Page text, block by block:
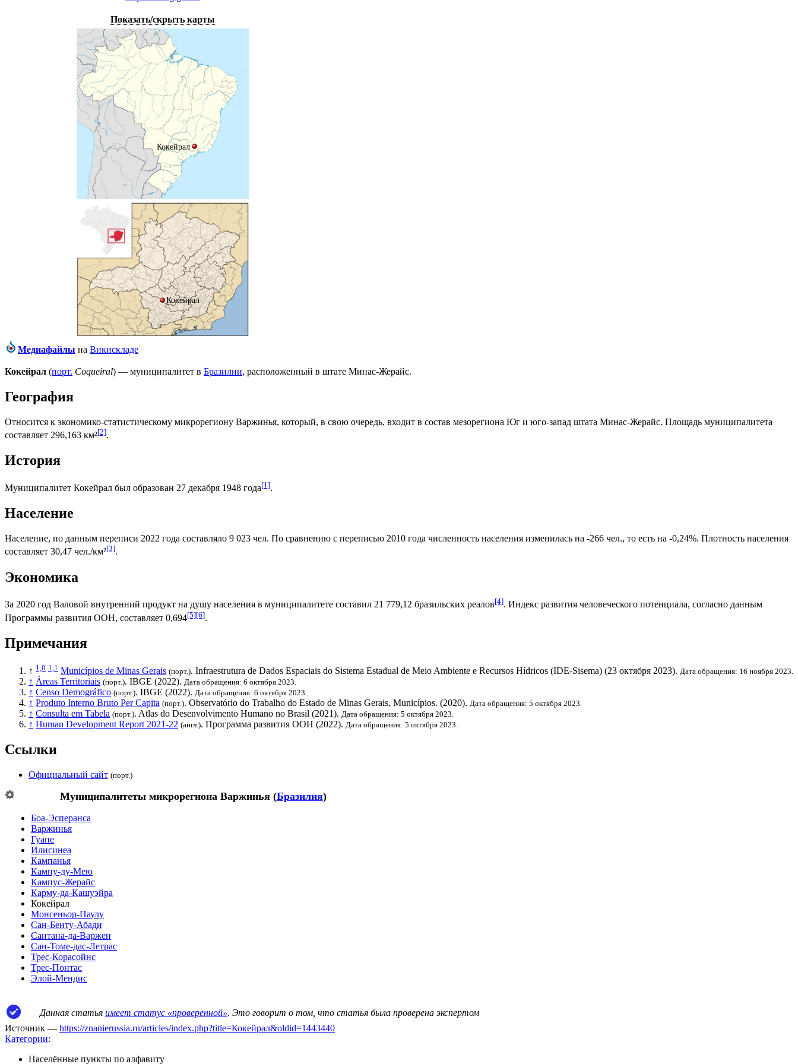
Показать/скрыть карты
Кокейрал
Кокейрал
Медиафайлы на Викискладе
Кокейрал (порт. Coqueiral) — муниципалитет в Бразилии, расположенный в штате Минас-Жерайс.
География
Относится к экономико-статистическому микрорегиону Варжинья, который, в свою очередь, входит в состав мезорегиона Юг и юго-запад штата Минас-Жерайс. Площадь муниципалитета
составляет 296,163 км²[2].
История
Муниципалитет Кокейрал был образован 27 декабря 1948 года[1].
Население
Население, по данным переписи 2022 года составляло 9 023 чел. По сравнению с переписью 2010 года численность населения изменилась на -266 чел., то есть на -0,24%. Плотность населения
составляет 30,47 чел./км²[3].
Экономика
За 2020 год Валовой внутренний продукт на душу населения в муниципалитете составил 21 779,12 бразильских реалов[4]. Индекс развития человеческого потенциала, согласно данным
Программы развития ООН, составляет 0,694[5][6].
Примечания
↑ 1,0 1,1 Municípios de Minas Gerais (порт.). Infraestrutura de Dados Espaciais do Sistema Estadual de Meio Ambiente e Recursos Hídricos (IDE-Sisema) (23 октября 2023). Дата обращения: 16 ноября 2023.
↑ Áreas Territoriais (порт.). IBGE (2022). Дата обращения: 6 октября 2023.
↑ Censo Demográfico (порт.). IBGE (2022). Дата обращения: 6 октября 2023.
↑ Produto Interno Bruto Per Capita (порт.). Observatório do Trabalho do Estado de Minas Gerais, Municípios. (2020). Дата обращения: 5 октября 2023.
↑ Consulta em Tabela (порт.). Atlas do Desenvolvimento Humano no Brasil (2021). Дата обращения: 5 октября 2023.
↑ Human Development Report 2021-22 (англ.). Программа развития ООН (2022). Дата обращения: 5 октября 2023.
Ссылки
Официальный сайт (порт.)
Муниципалитеты микрорегиона Варжинья(Бразилия)
Боа-Эсперанса
Варжинья
Гуапе
Илисинеа
Кампанья
Кампу-ду-Мею
Кампус-Жерайс
Карму-да-Кашуэйра
Кокейрал
Монсеньор-Паулу
Сан-Бенту-Абади
Сантана-да-Варжен
Сан-Томе-дас-Летрас
Трес-Корасойнс
Трес-Понтас
Элой-Мендис
Данная статья имеет статус «проверенной». Это говорит о том, что статья была проверена экспертом
Источник — https://znanierussia.ru/articles/index.php?title=Кокейрал&oldid=1443440
Категории:
Населённые пункты по алфавиту